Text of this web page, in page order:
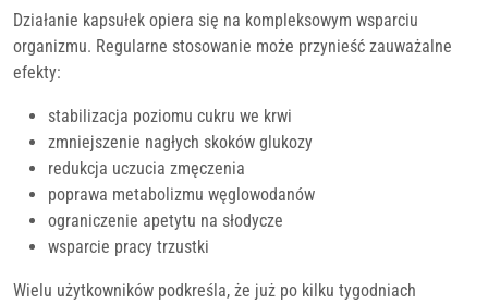
Działanie kapsułek opiera się na kompleksowym wsparciu
organizmu. Regularne stosowanie może przynieść zauważalne
efekty:
stabilizacja poziomu cukru we krwi
zmniejszenie nagłych skoków glukozy
redukcja uczucia zmęczenia
poprawa metabolizmu węglowodanów
ograniczenie apetytu na słodycze
wsparcie pracy trzustki
Wielu użytkowników podkreśla, że już po kilku tygodniach